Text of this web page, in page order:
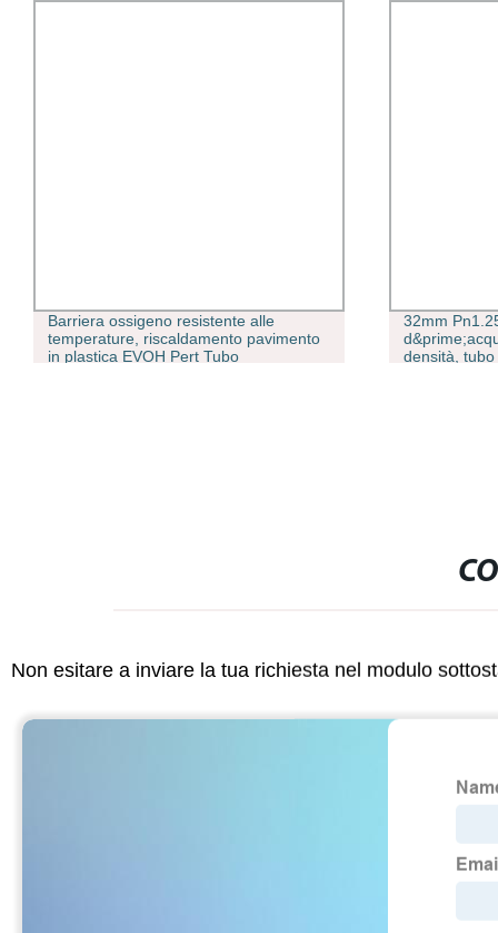
Barriera ossigeno resistente alle
temperature, riscaldamento pavimento
in plastica EVOH Pert Tubo
32mm
densità,
Non esitare a inviare la tua richiesta nel modulo